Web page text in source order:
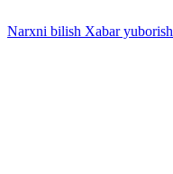
Narxni bilish Xabar yuborish